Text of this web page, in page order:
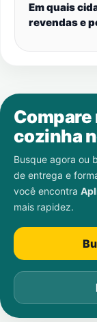
Em quais
revendas e
Compare
cozinha
Busque agora ou
de entrega e
você encontra
mais rapidez.